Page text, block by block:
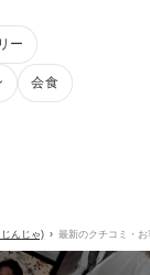
ー
会食
んじゃ) 最新のクチコミ・お